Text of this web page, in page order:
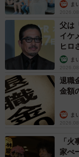
ま
父は
イケ
ヒロ
ま
退職
金額
ま
「
家ぺ